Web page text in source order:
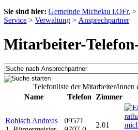
Sie sind hier: Gemeinde Michelau i.OFr. >
Service > Verwaltung > Ansprechpartner
Mitarbeiter-
Telefonliste der Mitarbeiter/innen
Name
Telefon Zimmer
Robisch Andreas
09571
2.01